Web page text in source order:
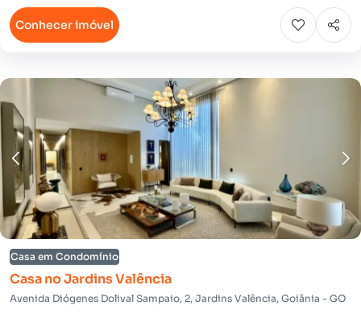
Conhecer imóvel
Casa em Condomínio
Casa no Jardins Valência
Avenida Diógenes Dolival Sampaio, 2, Jardins Valência, Goiânia - GO